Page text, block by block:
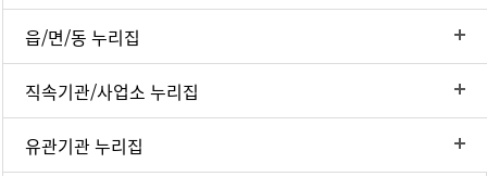
읍/면/동 누리집
직속기관/사업소 누리집
유관기관 누리집